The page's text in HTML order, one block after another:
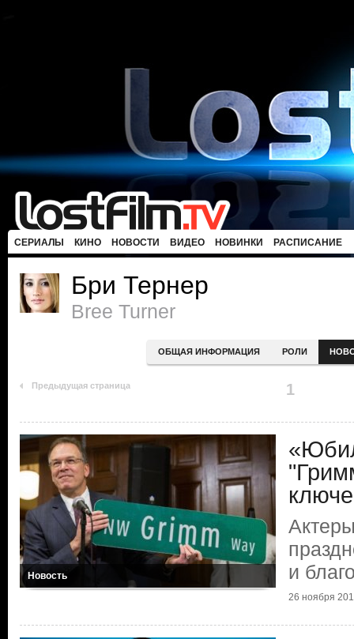
СЕРИАЛЫ КИНО НОВОСТИ ВИДЕО НОВИНКИ РАСПИСАНИЕ
Бри Тернер
Bree Turner
ОБЩАЯ ИНФОРМАЦИЯ РОЛИ
Предыдущая страница 1
Новость
и
26 ноября